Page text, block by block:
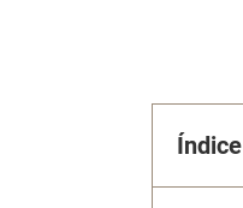
Índice